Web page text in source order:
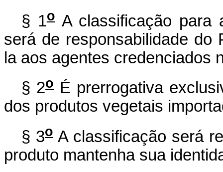
§ 1oA classificação para
será de responsabilidade do
la aos agentes credenciados
§ 2oÉ prerrogativa
dos produtos vegetais
§ 3o A classificação será
produto mantenha sua